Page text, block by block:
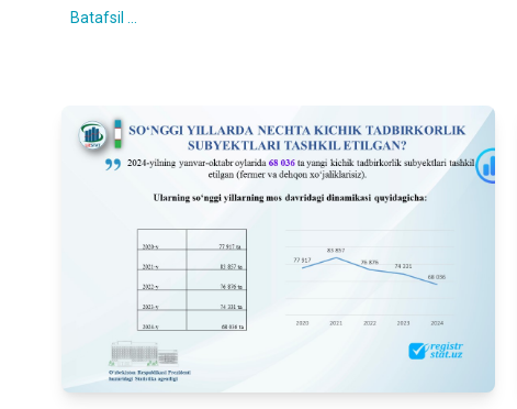
Batafsil ...